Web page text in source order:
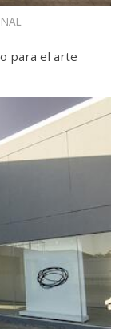
para el arte